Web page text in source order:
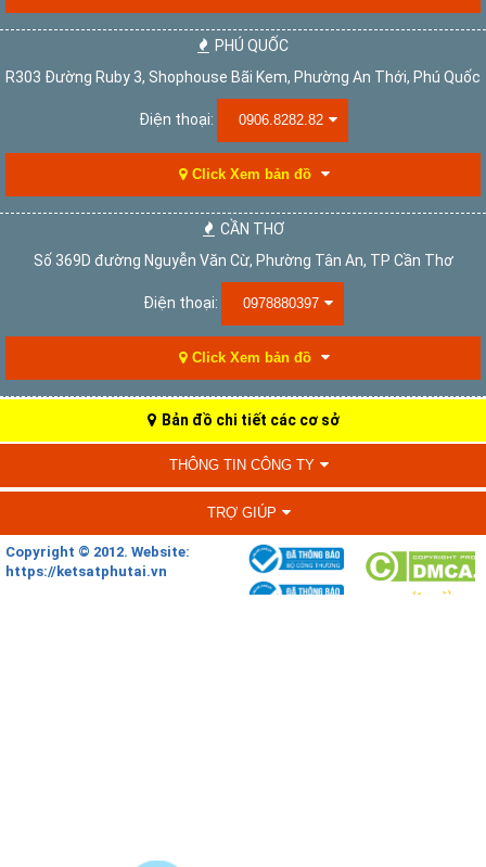
PHÚ QUỐC
R303 Đường Ruby 3, Shophouse Bãi Kem, Phường An Thới, Phú Quốc
Điện thoại: 0906.8282.82
Click Xem bản đồ
CẦN THƠ
Số 369D đường Nguyễn Văn Cừ, Phường Tân An, TP Cần Thơ
Điện thoại: 0978880397
Click Xem bản đồ
Bản đồ chi tiết các cơ sở
THÔNG TIN CÔNG TY
TRỢ GIÚP
Copyright © 2012. Website:
https://ketsatphutai.vn